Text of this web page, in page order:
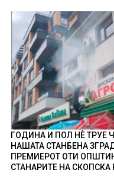
ГОДИНА И ПОЛ НÈ ТРУЕ
НАШАТА СТАНБЕНА
ПРЕМИЕРОТ ОТИ
СТАНАРИТЕ НА СКОПСКА